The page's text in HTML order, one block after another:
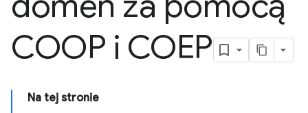
COOP i COEP
Na tej stronie